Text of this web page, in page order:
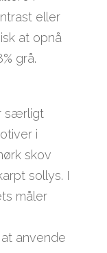
eller
at opnå
grå.
særligt
i
skov
sollys. I
måler
anvende